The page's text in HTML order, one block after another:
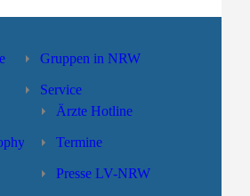
Gruppen in NRW
Service
Ärzte Hotline
Termine
Presse LV-NRW